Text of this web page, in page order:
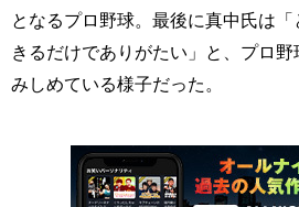
となるプロ野球。最後に真中氏は
きるだけでありがたい」と、プロ
みしめている様子だった。